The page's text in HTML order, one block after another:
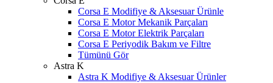
Corsa E Modifiye & Aksesuar Ürünle
Corsa E Motor Mekanik Parçaları
Corsa E Motor Elektrik Parçaları
Corsa E Periyodik Bakım ve Filtre
Tümünü Gör
Astra K
Astra K Modifiye & Aksesuar Ürünler